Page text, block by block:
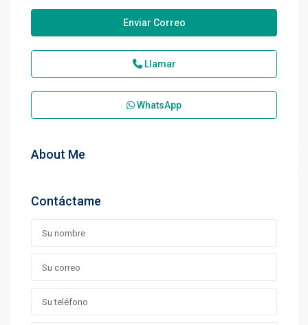
Enviar Correo
Llamar
WhatsApp
About Me
Contáctame